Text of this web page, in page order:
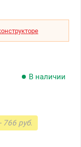
В наличии
- 766 руб.